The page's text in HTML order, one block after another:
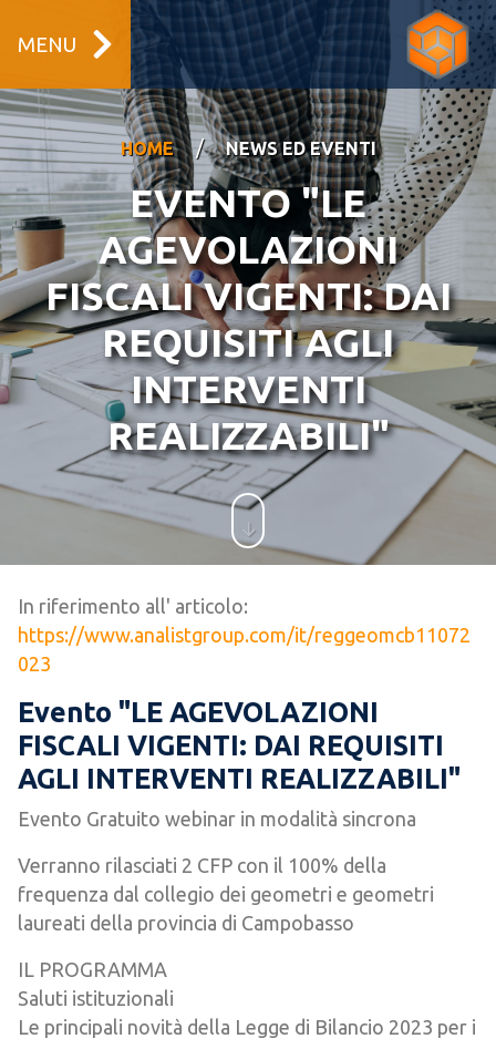
MENU
HOME / NEWS ED EVENTI
EVENTO "LE
AGEVOLAZIONI
FISCALI VIGENTI: DAI
REQUISITI AGLI
INTERVENTI
REALIZZABILI"
In riferimento all' articolo:
https://www.analistgroup.com/it/reggeomcb11072
023
Evento "LE AGEVOLAZIONI
FISCALI VIGENTI: DAI REQUISITI
AGLI INTERVENTI REALIZZABILI"
Evento Gratuito webinar in modalità sincrona
Verranno rilasciati 2 CFP con il 100% della
frequenza dal collegio dei geometri e geometri
laureati della provincia di Campobasso
IL PROGRAMMA
Saluti istituzionali
Le principali novità della Legge di Bilancio 2023 per i